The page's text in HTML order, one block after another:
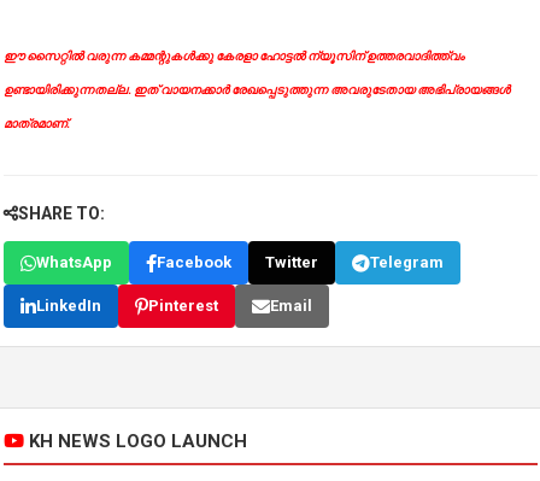
ഈ സൈറ്റിൽ വരുന്ന കമ്മന്റുകൾക്കു കേരളാ ഹോട്ടൽ ന്യൂസിന് ഉത്തരവാദിത്ത്വം
ഉണ്ടായിരിക്കുന്നതല്ല. ഇത് വായനക്കാർ രേഖപ്പെടുത്തുന്ന അവരുടേതായ അഭിപ്രായങ്ങൾ
മാത്രമാണ്.
SHARE TO:
WhatsApp Facebook Twitter Telegram
LinkedIn Pinterest Email
KH NEWS LOGO LAUNCH